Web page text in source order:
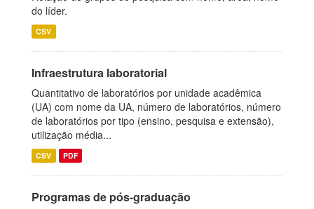
do líder.
CSV
Infraestrutura laboratorial
Quantitativo de laboratórios por unidade acadêmica
(UA) com nome da UA, número de laboratórios, número
de laboratórios por tipo (ensino, pesquisa e extensão),
utilização média...
CSV PDF
Programas de pós-graduação